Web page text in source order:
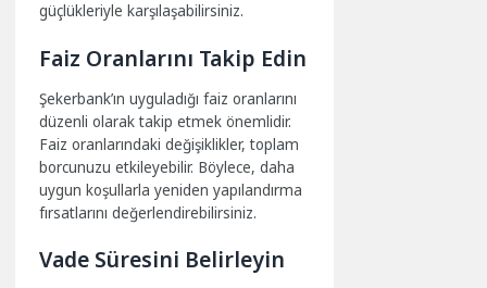
güçlükleriyle karşılaşabilirsiniz.
Faiz Oranlarını Takip Edin
Şekerbank’ın uyguladığı faiz oranlarını
düzenli olarak takip etmek önemlidir.
Faiz oranlarındaki değişiklikler, toplam
borcunuzu etkileyebilir. Böylece, daha
uygun koşullarla yeniden yapılandırma
fırsatlarını değerlendirebilirsiniz.
Vade Süresini Belirleyin